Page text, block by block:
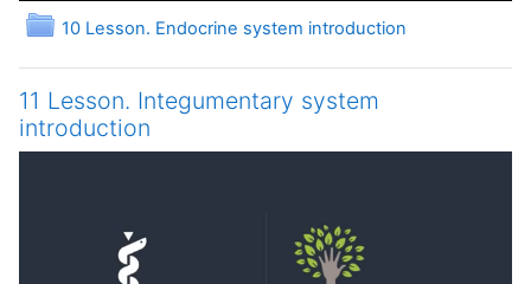
10 Lesson. Endocrine system introduction
Папка
11 Lesson. Integumentary system
introduction